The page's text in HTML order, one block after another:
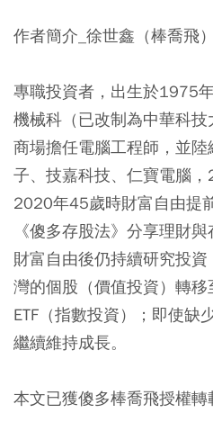
作者簡介_徐世鑫（棒喬飛）
專職投資者，出生於1975
機械科（已改制為中華科
商場擔任電腦工程師，並
子、技嘉科技、仁寶電腦，
2020年45歲時財富自由提
《傻多存股法》分享理財與
財富自由後仍持續研究投
灣的個股（價值投資）轉
ETF（指數投資）；即使缺
繼續維持成長。
本文已獲傻多棒喬飛授權轉